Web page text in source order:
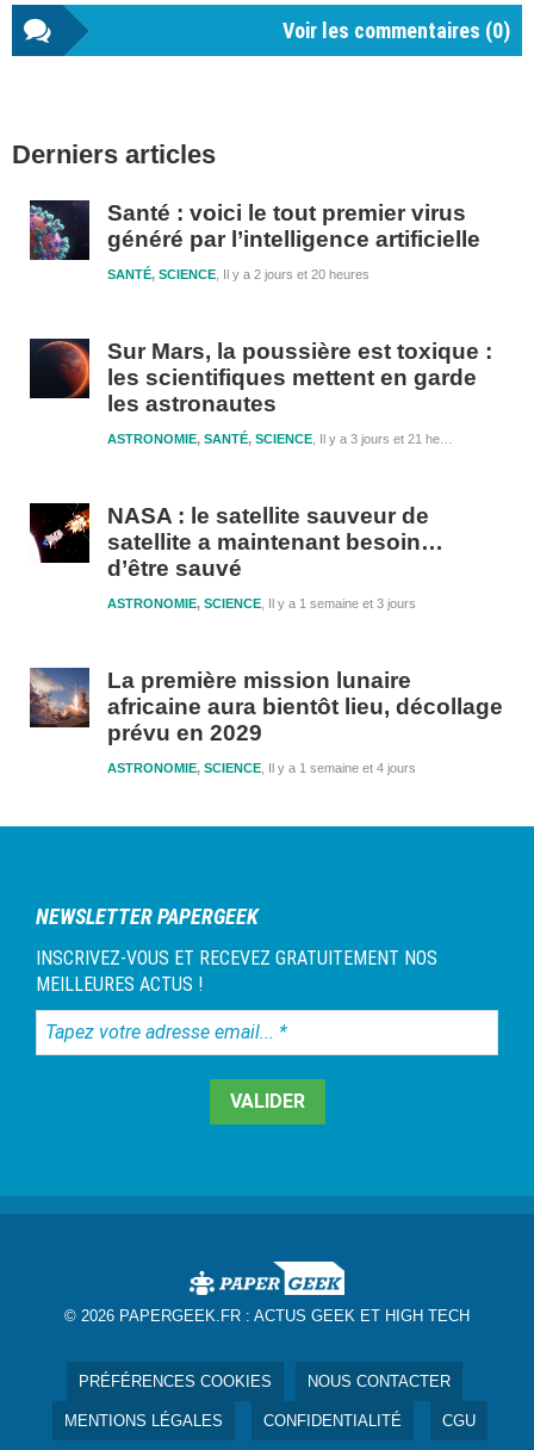
Voir les commentaires (0)
latérale
Derniers articles
Santé : voici le tout premier virus
généré par l’intelligence artificielle
Il y a 2 jours et 20 heures
SANTÉ, SCIENCE
Sur Mars, la poussière est toxique :
les scientifiques mettent en garde
les astronautes
Il y a 3 jours et 21 heures
ASTRONOMIE, SANTÉ, SCIENCE
NASA : le satellite sauveur de
satellite a maintenant besoin…
d’être sauvé
Il y a 1 semaine et 3 jours
ASTRONOMIE, SCIENCE
La première mission lunaire
africaine aura bientôt lieu, décollage
prévu en 2029
Il y a 1 semaine et 4 jours
ASTRONOMIE, SCIENCE
NEWSLETTER PAPERGEEK
INSCRIVEZ-VOUS ET RECEVEZ GRATUITEMENT NOS
MEILLEURES ACTUS !
Tapez
votre
© 2026 PAPERGEEK.FR : ACTUS GEEK ET HIGH TECH
PRÉFÉRENCES COOKIES NOUS CONTACTER
MENTIONS LÉGALES CONFIDENTIALITÉ CGU